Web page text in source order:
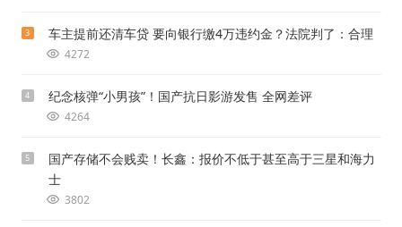
3 车主提前还清车贷 要向银行缴4万违约金？法院判了：合理
4272
4 纪念核弹“小男孩”！国产抗日影游发售 全网差评
4264
5
国产存储不会贱卖！长鑫：报价不低于甚至高于三星和海力
士
3802